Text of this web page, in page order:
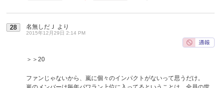
28 名無しだＪ より
2015年12月29日 2:14 PM
＞＞20
ファンじゃないから、嵐に個々のインパクトがないって思うだけ。